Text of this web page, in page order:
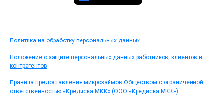
Политика на обработку персональных данных
Положение о защите персональных данных работников, клиентов и
контрагентов
Правила предоставления микрозаймов Обществом с ограниченной
ответственностью «Кредиска МКК» (ООО «Кредиска МКК»)